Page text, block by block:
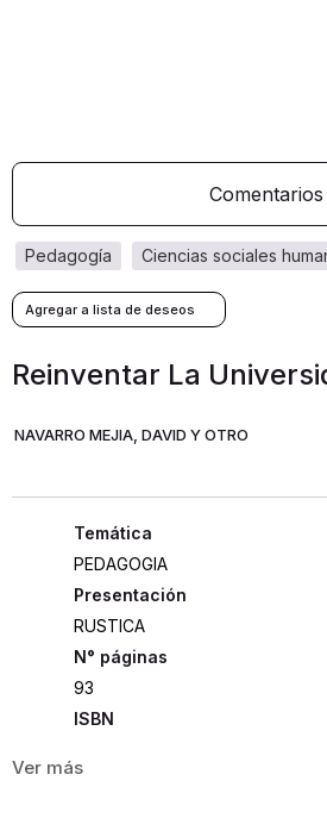
Comentarios
ciencias sociales
pedagogía
Reinventar La
NAVARRO MEJIA, DAVID Y OTRO
PEDAGOGIA
Presentación
RUSTICA
93
ISBN
Editorial